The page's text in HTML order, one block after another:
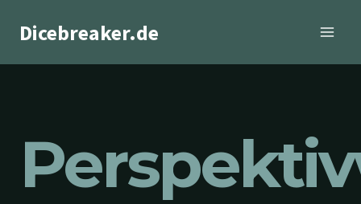
InhaltDicebreaker.de